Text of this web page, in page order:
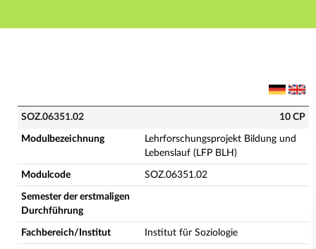
Hauptnavigation
SOZ.06351.02 - Lehrforschungsprojekt Bildung und
SOZ.06351.02 10 CP
Modulbezeichnung
Lehrforschungsprojekt Bildung und
Lebenslauf (LFP BLH)
Modulcode SOZ.06351.02
Semester der erstmaligen
Durchführung
Fachbereich/Institut Institut für Soziologie